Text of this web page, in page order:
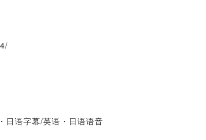
语字幕/英语・日语语音